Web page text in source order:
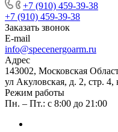
+7 (910) 459-39-38
+7 (910) 459-39-38
Заказать звонок
E-mail
info@specenergoarm.ru
Адрес
143002, Московская
ул Акуловская, д. 2, стр. 4,
Режим работы
Пн. – Пт.: с 8:00 до 21:00